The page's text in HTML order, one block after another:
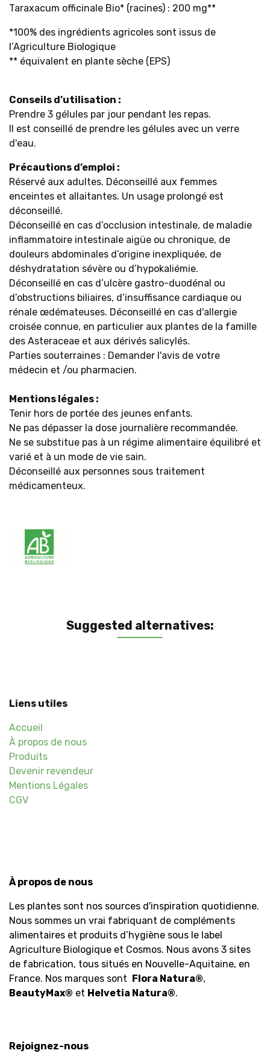
Taraxacum officinale Bio* (racines) : 200 mg**
*100% des ingrédients agricoles sont issus de
l’Agriculture Biologique
** équivalent en plante sèche (EPS)
Conseils d’utilisation :
Prendre 3 gélules par jour pendant les repas.
Il est conseillé de prendre les gélules avec un verre
d'eau.
Précautions d’emploi :
Réservé aux adultes. Déconseillé aux femmes
enceintes et allaitantes. Un usage prolongé est
déconseillé.
Déconseillé en cas d’occlusion intestinale, de maladie
inflammatoire intestinale aigüe ou chronique, de
douleurs abdominales d’origine inexpliquée, de
déshydratation sévère ou d’hypokaliémie.
Déconseillé en cas d’ulcère gastro-duodénal ou
d’obstructions biliaires, d’insuffisance cardiaque ou
rénale œdémateuses. Déconseillé en cas d'allergie
croisée connue, en particulier aux plantes de la famille
des Asteraceae et aux dérivés salicylés.
Parties souterraines : Demander l'avis de votre
médecin et /ou pharmacien.
Mentions légales :
Tenir hors de portée des jeunes enfants.
Ne pas dépasser la dose journalière recommandée.
Ne se substitue pas à un régime alimentaire équilibré et
varié et à un mode de vie sain.
Déconseillé aux personnes sous traitement
médicamenteux.
Suggested alternatives:
Liens utiles
Accueil
À propos de nous
Produits
Devenir revendeur
Mentions Légales
CGV
À propos de nous
Les plantes sont nos sources d'inspiration quotidienne.
Nous sommes un vrai fabriquant de compléments
alimentaires et produits d’hygiène sous le label
Agriculture Biologique et Cosmos. Nous avons 3 sites
de fabrication, tous situés en Nouvelle-Aquitaine, en
France. Nos marques sont
Flora Natura®,
BeautyMax® et Helvetia Natura®.
Rejoignez-nous